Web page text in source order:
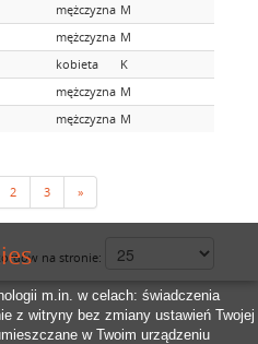
m.in. w celach: świadczenia
z witryny bez zmiany ustawień Twojej
w Twoim urządzeniu
mężczyzna M
mężczyzna M
kobieta
K
mężczyzna M
mężczyzna M
2 3 »
na stronie: